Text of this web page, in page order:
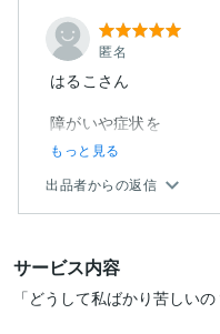
匿名
はるこさん
障がいや症状を
もっと見る
出品者からの返信
サービス内容
「どうして私ばかり苦しいの